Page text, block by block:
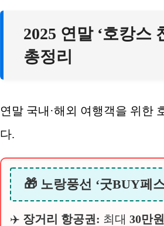
2025 연말 ‘호캉스
총정리
연말 국내·해외 여행객을 위한
다.
🎁 노랑풍선 ‘굿BUY페
✈️ 장거리 항공권: 최대 30만